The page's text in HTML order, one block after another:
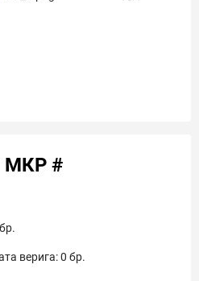
МКР #
бр.
верига:0 бр.